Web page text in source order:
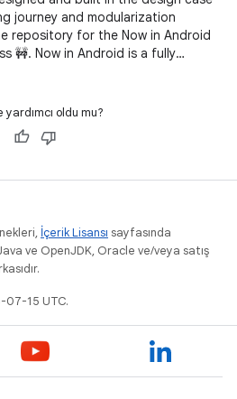
journey and modularization
repository for the Now in Android
🚧. Now in Android is a fully
yardımcı oldu mu?
İçerik Lisansı sayfasında
ve OpenJDK, Oracle ve/veya satış
07-15 UTC.